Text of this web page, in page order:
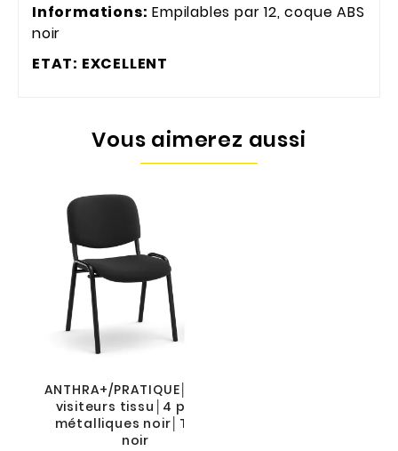
Informations: Empilables par 12, coque ABS
noir
ETAT: EXCELLENT
Vous aimerez aussi
ANTHRA+/PRATIQUE│Siège
visiteurs tissu│4 pieds
métalliques noir│Tissu
noir